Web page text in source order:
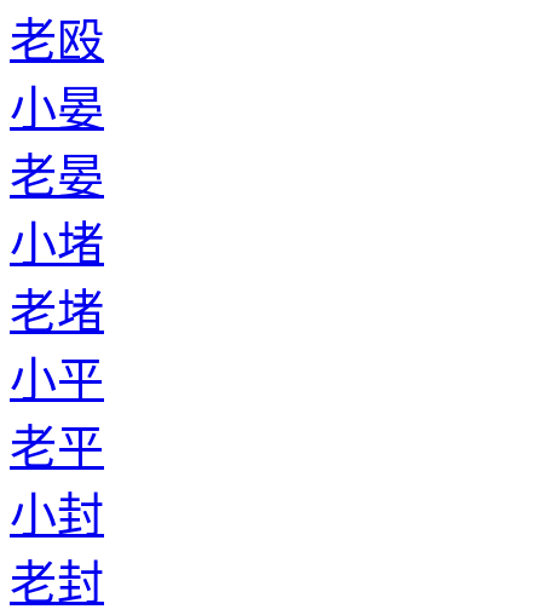
老殴
小晏
老晏
小堵
老堵
小平
老平
小封
老封